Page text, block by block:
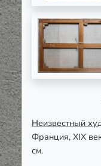
Неизвестный
Франция, XIX
см.